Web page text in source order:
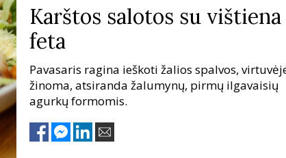
Karštos salotos su
feta
Pavasaris ragina ieškoti žalios spalvos,
žinoma, atsiranda žalumynų, pirmų ilgavaisių
agurkų formomis.